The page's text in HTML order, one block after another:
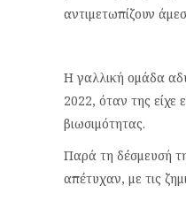
αντιμετωπίζουν
Η γαλλική ομάδα
2022, όταν της
βιωσιμότητας.
Παρά τη δέσμευσή
απέτυχαν, με τις